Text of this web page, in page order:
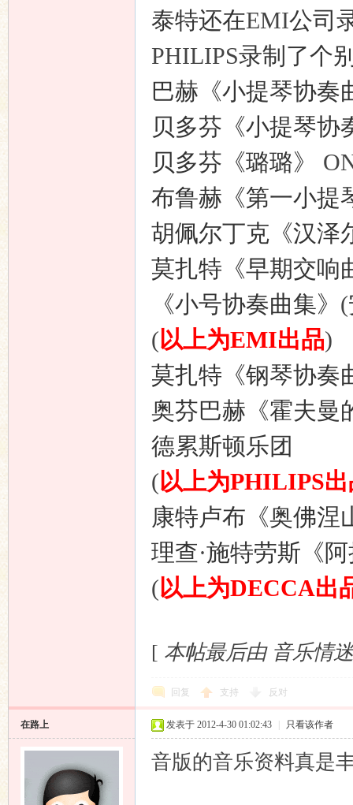
泰特还在EMI公司
PHILIPS录制了个
巴赫《小提琴协奏
贝多芬《小提琴协
贝多芬《璐璐》
布鲁赫《第一小提
胡佩尔丁克《汉泽
莫扎特《早期交响
《小号协奏曲集》 (
(以上为EMI出品)
莫扎特《钢琴协奏
奥芬巴赫《霍夫曼
德累斯顿乐团
(以上为PHILIPS
康特卢布《奥佛涅
理查·施特劳斯《
(以上为DECCA出
[ 本帖最后由 音乐情
回复 支持 反对
在路上 发表于 2012-4-30 01:02:43 只看该作者
音版的音乐资料真是